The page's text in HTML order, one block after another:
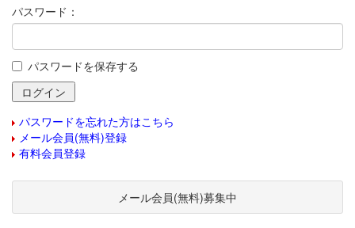
パスワード：
パスワードを保存する
パスワードを忘れた方はこちら
メール会員(無料)登録
有料会員登録
メール会員(無料)募集中